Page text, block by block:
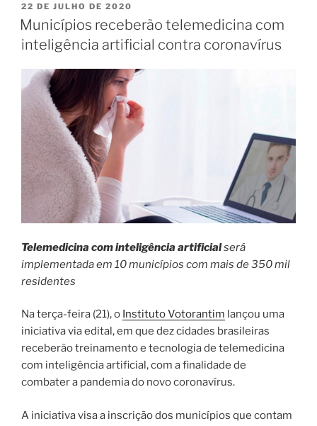
PUBLICADO
EM
22 DE JULHO DE 2020
Municípios receberão telemedicina com
inteligência artificial contra coronavírus
Telemedicina com inteligência artificialserá
implementada em 10 municípios com mais de 350 mil
residentes
Na terça-feira (21), o Instituto Votorantim lançou uma
iniciativa via edital, em que dez cidades brasileiras
receberão treinamento e tecnologia de telemedicina
com inteligência artificial, com a finalidade de
combater a pandemia do novo coronavírus.
A iniciativa visa a inscrição dos municípios que contam